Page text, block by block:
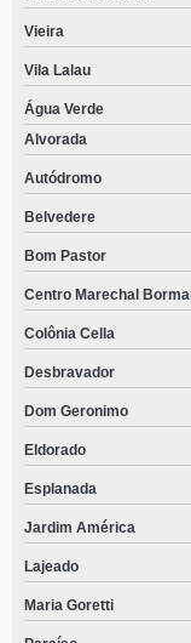
Vieira
Vila Lalau
Água Verde
Alvorada
Autódromo
Belvedere
Bom Pastor
Centro Marechal
Colônia Cella
Desbravador
Dom Geronimo
Eldorado
Esplanada
Jardim América
Lajeado
Maria Goretti